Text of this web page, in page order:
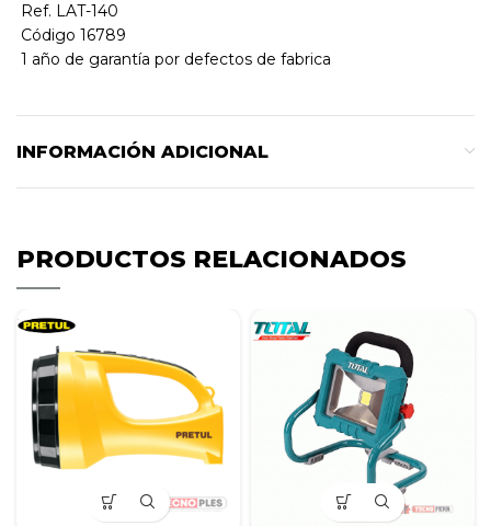
 Ref. LAT-140
 Código 16789
 1 año de garantía por defectos de fabrica
INFORMACIÓN ADICIONAL
PRODUCTOS RELACIONADOS